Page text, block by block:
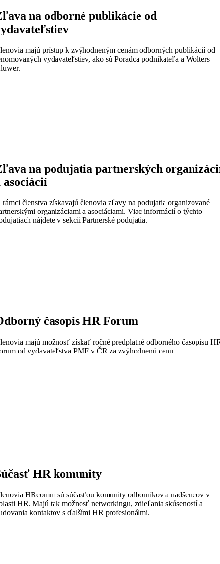
na odborné publikácie od
majú prístup k zvýhodneným cenám odborných publikácií od
vydavateľstiev, ako sú Poradca podnikateľa a Wolters
na podujatia partnerských
asociácií
rámci členstva získavajú členovia zľavy na podujatia organizované
organizáciami a asociáciami. Viac informácií o týchto
nájdete v sekcii Partnerské podujatia.
časopis HR Forum
majú možnosť získať ročné predplatné odborného časopisu
od vydavateľstva PMF v ČR za zvýhodnenú cenu.
HR komunity
HRcomm sú súčasťou komunity odborníkov a nadšencov v
HR. Majú tak možnosť networkingu, zdieľania skúseností a
kontaktov s ďalšími HR profesionálmi.